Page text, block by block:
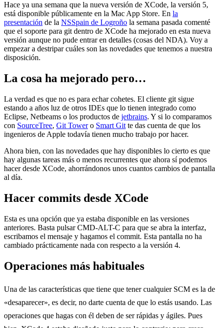
Hace ya una semana que la nueva versión de XCode, la versión 5,
está disponible públicamente en la Mac App Store. En la
presentación de la NSSpain de Logroño la semana pasada comenté
que el soporte para git dentro de XCode ha mejorado en esta nueva
versión aunque no pude entrar en detalles (cosas del NDA). Voy a
empezar a destripar cuáles son las novedades que tenemos a nuestra
disposición.
La cosa ha mejorado pero…
La verdad es que no es para echar cohetes. El cliente git sigue
estando a años luz de otros IDEs que lo tienen integrado como
Eclipse, Netbeams o los productos de jetbrains. Y si lo comparamos
con SourceTree, Git Towero Smart Git te das cuenta de que los
ingenieros de Apple todavía tienen mucho trabajo por hacer.
Ahora bien, con las novedades que hay disponibles lo cierto es que
hay algunas tareas más o menos recurrentes que ahora sí podemos
hacer desde XCode, ahorrándonos unos cuantos cambios de pantalla
al día.
Hacer commits desde XCode
Esta es una opción que ya estaba disponible en las versiones
anteriores. Basta pulsar CMD-ALT-C para que se abra la interfaz,
escribamos el mensaje y hagamos el commit. Esta pantalla no ha
cambiado prácticamente nada con respecto a la versión 4.
Operaciones más habituales
Una de las características que tiene que tener cualquier SCM es la de
«desaparecer», es decir, no darte cuenta de que lo estás usando. Las
operaciones que hagas con él deben de ser rápidas y ágiles. Pues